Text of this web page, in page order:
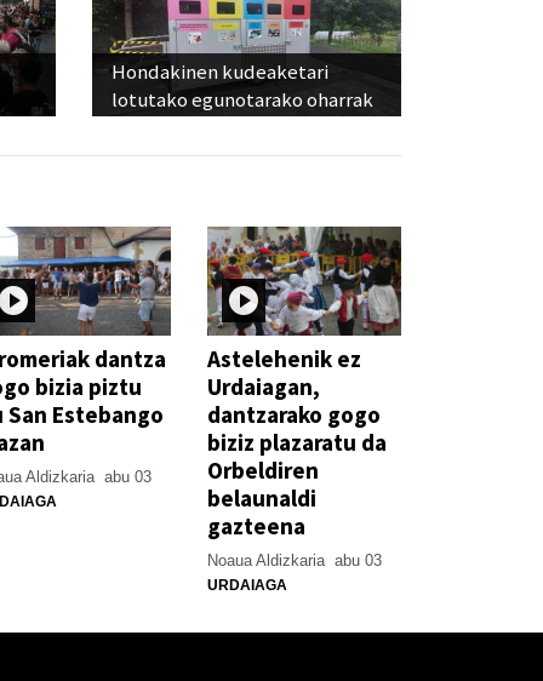
Hondakinen kudeaketari
lotutako egunotarako oharrak
dantza
bizia piztu
San Estebango
Aldizkaria abu 03
Astelehenik ez
Urdaiagan,
dantzarako gogo
biziz plazaratu da
Orbeldiren
belaunaldi
gazteena
Noaua Aldizkaria abu 03
URDAIAGA